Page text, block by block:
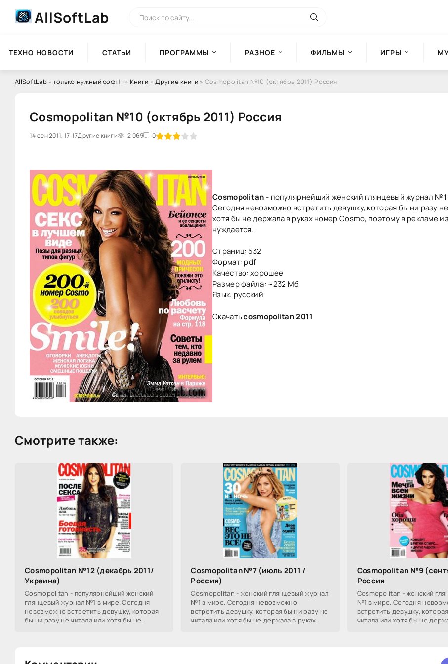
AllSoftLab
ТЕХНО НОВОСТИ СТАТЬИ ПРОГРАММЫ РАЗНОЕ ФИЛЬМЫ ИГРЫ
AllSoftLab - только нужный софт!! » Книги »Другие книги» Cosmopolitan №10 (октябрь 2011) Россия
Cosmopolitan №10 (октябрь 2011) Россия
14 сен 2011, 17:17Другие книги 2 069 0
60 1 2 3 4 5
Cosmopolitan - популярнейший женский глянцевый журнал №1
Сегодня невозможно встретить девушку, которая бы ни разу
хотя бы не держала в руках номер Cosmo, поэтому в рекламе
нуждается.
Страниц: 532
Формат: pdf
Качество: хорошее
Размер файла: ~232 Мб
Язык: русский
Скачатьcosmopolitan 2011
Смотрите также:
Cosmopolitan №12 (декабрь 2011/
Украина)
Cosmopolitan - популярнейший женский
глянцевый журнал №1 в мире. Сегодня
невозможно встретить девушку, которая
бы ни разу не читала или хотя бы не
Cosmopolitan №7 (июль 2011 /
Россия)
Cosmopolitan - женский глянцевый журнал
№1 в мире. Сегодня невозможно
встретить девушку, которая бы ни разу не
читала или хотя бы не держала в руках
Cosmopolitan №9
Россия
Cosmopolitan - женский
№1 в мире. Сегодня
встретить девушку,
читала или хотя бы не